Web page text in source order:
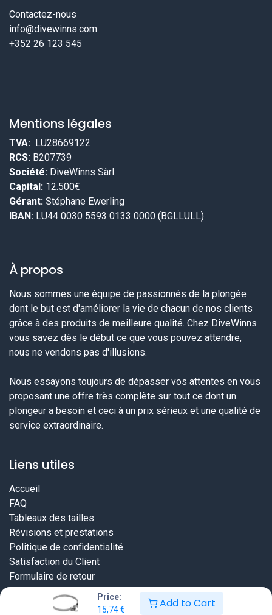
Price:
15,74€ Add to Cart
Contactez-nous
info@divewinns.com
+352 26 123 545
Mentions légales
TVA: LU28669122
RCS: B207739
Société: DiveWinns Sàrl
Capital: 12.500€
Gérant: Stéphane Ewerling
IBAN: LU44 0030 5593 0133 0000 (BGLLULL)
À propos
Nous sommes une équipe de passionnés de la plongée
dont le but est d'améliorer la vie de chacun de nos clients
grâce à des produits de meilleure qualité. Chez DiveWinns
vous savez dès le début ce que vous pouvez attendre,
nous ne vendons pas d'illusions.
Nous essayons toujours de dépasser vos attentes en vous
proposant une offre très complète sur tout ce dont un
plongeur a besoin et ceci à un prix sérieux et une qualité de
service extraordinaire.
Liens utiles
Accueil
FAQ
Tableaux des tailles
Révisions et prestations
Politique de confidentialité
Satisfaction du Client
Formulaire de retour